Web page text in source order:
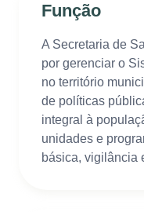
Função
A Secretaria de
por gerenciar o
no território
de políticas
integral à
unidades e
básica, vigilância